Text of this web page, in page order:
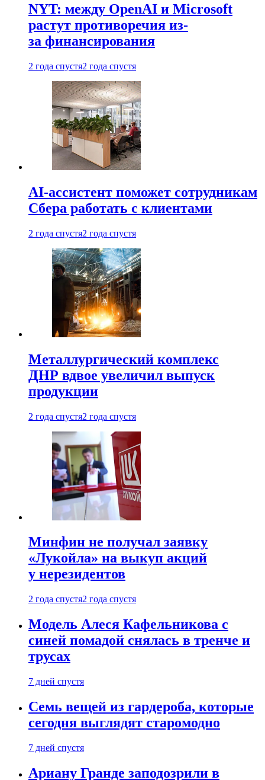
NYT: между OpenAI и Microsoft
растут противоречия из-
за финансирования
2 года спустя2 года спустя
AI-ассистент поможет сотрудникам
Сбера работать с клиентами
2 года спустя2 года спустя
Металлургический комплекс
ДНР вдвое увеличил выпуск
продукции
2 года спустя2 года спустя
Минфин не получал заявку
«Лукойла» на выкуп акций
у нерезидентов
2 года спустя2 года спустя
Модель Алеся Кафельникова с
синей помадой снялась в тренче и
трусах
7 дней спустя
Семь вещей из гардероба, которые
сегодня выглядят старомодно
7 дней спустя
Ариану Гранде заподозрили в